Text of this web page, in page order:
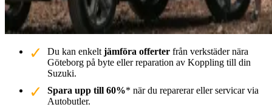
Du kan enkelt jämföra offerter från verkstäder nära
Göteborg på byte eller reparation av Koppling till din
Suzuki.
Spara upp till 60%* när du reparerar eller servicar via
Autobutler.